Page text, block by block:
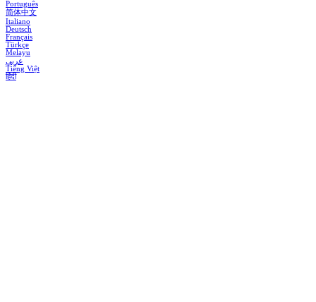
Português
简体中文
Italiano
Deutsch
Français
Türkçe
Melayu
عربي
Tiếng Việt
हिंदी